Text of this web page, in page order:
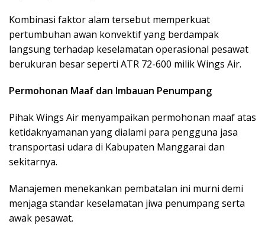
Kombinasi faktor alam tersebut memperkuat
pertumbuhan awan konvektif yang berdampak
langsung terhadap keselamatan operasional pesawat
berukuran besar seperti ATR 72-600 milik Wings Air.
Permohonan Maaf dan Imbauan Penumpang
Pihak Wings Air menyampaikan permohonan maaf atas
ketidaknyamanan yang dialami para pengguna jasa
transportasi udara di Kabupaten Manggarai dan
sekitarnya.
Manajemen menekankan pembatalan ini murni demi
menjaga standar keselamatan jiwa penumpang serta
awak pesawat.